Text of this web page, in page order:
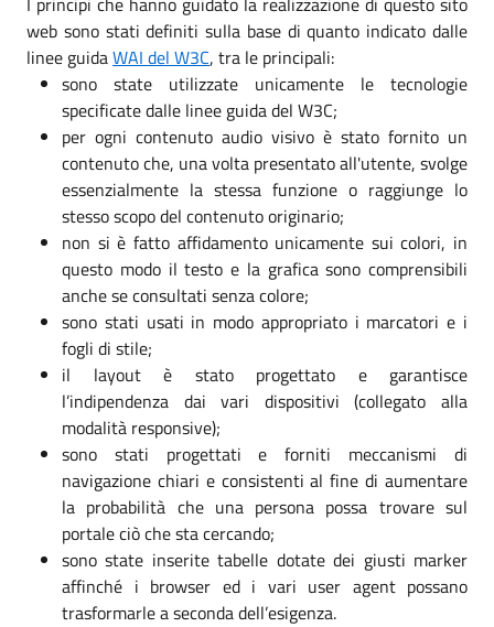
web sono stati definiti sulla base di quanto indicato dalle
linee guidaWAI del W3C, tra le principali:
sono state utilizzate unicamente le tecnologie
specificate dalle linee guida del W3C;
per ogni contenuto audio visivo è stato fornito un
contenuto che, una volta presentato all'utente, svolge
essenzialmente la stessa funzione o raggiunge lo
stesso scopo del contenuto originario;
non si è fatto affidamento unicamente sui colori, in
questo modo il testo e la grafica sono comprensibili
anche se consultati senza colore;
sono stati usati in modo appropriato i marcatori e i
fogli di stile;
il layout è stato progettato e garantisce
l’indipendenza dai vari dispositivi (collegato alla
modalità responsive);
sono stati progettati e forniti meccanismi di
navigazione chiari e consistenti al fine di aumentare
la probabilità che una persona possa trovare sul
portale ciò che sta cercando;
sono state inserite tabelle dotate dei giusti marker
affinché i browser ed i vari user agent possano
trasformarle a seconda dell’esigenza.